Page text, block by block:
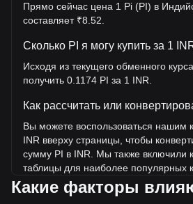
Прямо сейчас цена 1 Pi (PI) в
составляет ₹8.52.
Сколько PI я могу купить за 1
Исходя из текущего обменного
получить 0.1174 PI за 1 INR.
Как рассчитать или
Вы можете воспользоваться нашим
INR вверху страницы, чтобы
сумму PI в INR. Мы также включили
таблицы для наиболее популярных
Например, 5 INR эквивалентны
стоить около 42.6INR.
Какие факторы